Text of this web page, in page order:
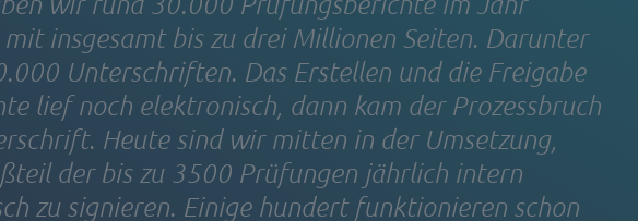
insgesamt bis zu drei Millionen Seiten. Darunter
Unterschriften. Das Erstellen und die Freigabe
lief noch elektronisch, dann kam der Prozessbruch
Heute sind wir mitten in der Umsetzung,
der bis zu 3500 Prüfungen jährlich intern
zu signieren. Einige hundert funktionieren schon